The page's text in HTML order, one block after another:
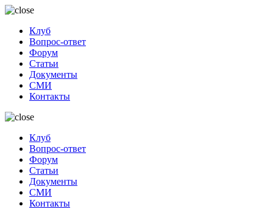
Клуб
Вопрос-ответ
Форум
Статьи
Документы
СМИ
Контакты
Клуб
Вопрос-ответ
Форум
Статьи
Документы
СМИ
Контакты